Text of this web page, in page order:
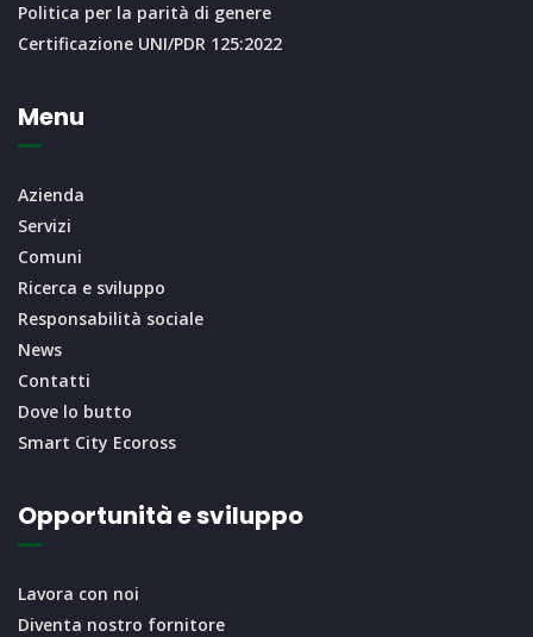
Politica per la parità di genere
Certificazione UNI/PDR 125:2022
Menu
Azienda
Servizi
Comuni
Ricerca e sviluppo
Responsabilità sociale
News
Contatti
Dove lo butto
Smart City Ecoross
Opportunità e sviluppo
Lavora con noi
Diventa nostro fornitore